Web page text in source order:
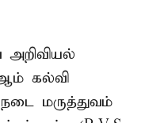
அறிவியல்
கல்வி
மருத்துவம்